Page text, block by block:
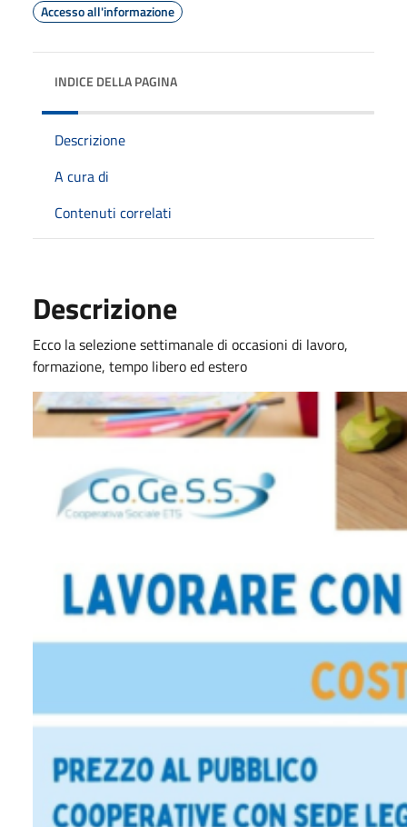
Accesso all'informazione
INDICE DELLA PAGINA
Descrizione
A cura di
Contenuti correlati
Descrizione
Ecco la selezione settimanale di occasioni di lavoro,
formazione, tempo libero ed estero